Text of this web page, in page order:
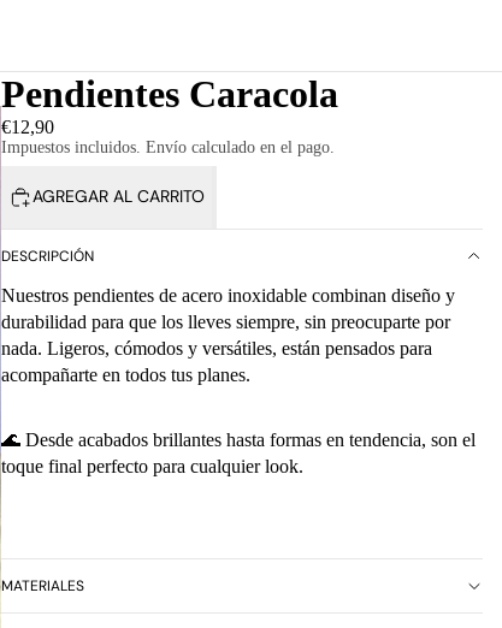
Pendientes Caracola
€12,90
Impuestos incluidos. Envío calculado en el pago.
AGREGAR AL CARRITO
DESCRIPCIÓN
Nuestros pendientes de acero inoxidable combinan diseño y
durabilidad para que los lleves siempre, sin preocuparte por
nada. Ligeros, cómodos y versátiles, están pensados para
acompañarte en todos tus planes.
🌊 Desde acabados brillantes hasta formas en tendencia, son el
toque final perfecto para cualquier look.
MATERIALES